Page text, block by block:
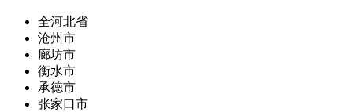
全河北省
沧州市
廊坊市
衡水市
承德市
张家口市